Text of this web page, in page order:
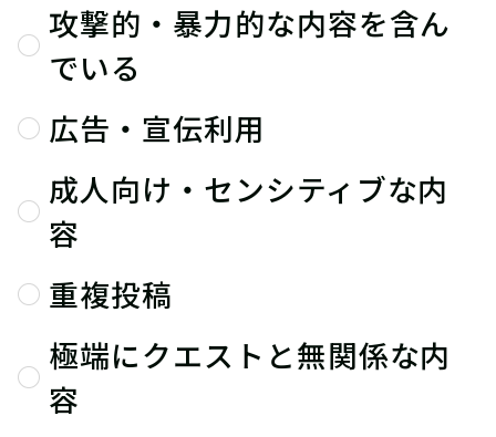
攻撃的・暴力的な内容を含ん
でいる
広告・宣伝利用
成人向け・センシティブな内
容
重複投稿
極端にクエストと無関係な内
容